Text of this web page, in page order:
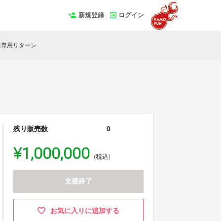
新規登録 ログイン
用リターン
残り販売数 0
¥1,000,000 (税込)
支援終了
お気に入りに追加する